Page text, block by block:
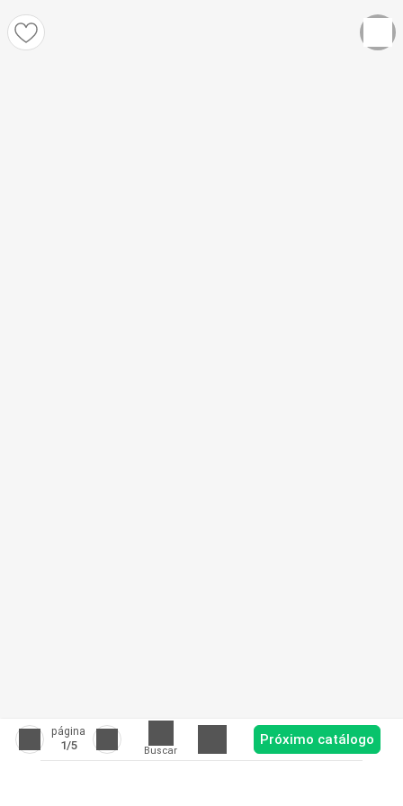
página
1/5 Buscar
Próximo catálogo